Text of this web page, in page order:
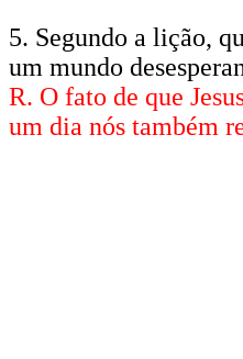
5. Segundo a lição,
um mundo
R. O fato de que
um dia nós também